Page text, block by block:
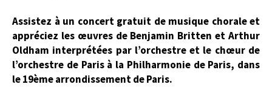
Assistez à un concert gratuit de musique chorale et
appréciez les œuvres de Benjamin Britten et Arthur
Oldham interprétées par l’orchestre et le chœur de
l’orchestre de Paris à la Philharmonie de Paris, dans
le 19ème arrondissement de Paris.